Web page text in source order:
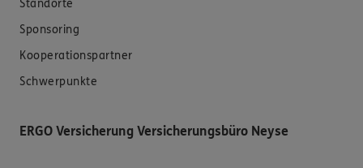
Standorte
Sponsoring
Kooperationspartner
Schwerpunkte
ERGO Versicherung Versicherungsbüro Neyse